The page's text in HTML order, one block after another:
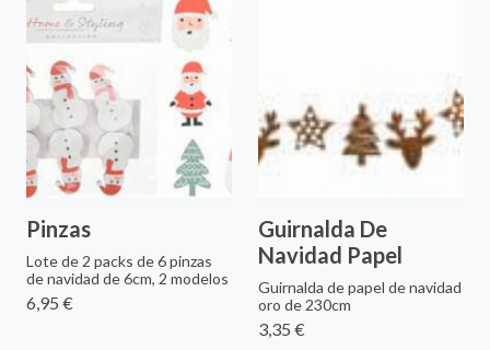
Pinzas
Lote de 2 packs de 6 pinzas
de navidad de 6cm, 2 modelos
6,95 €
Guirnalda De
Navidad Papel
Guirnalda de papel de navidad
oro de 230cm
3,35 €